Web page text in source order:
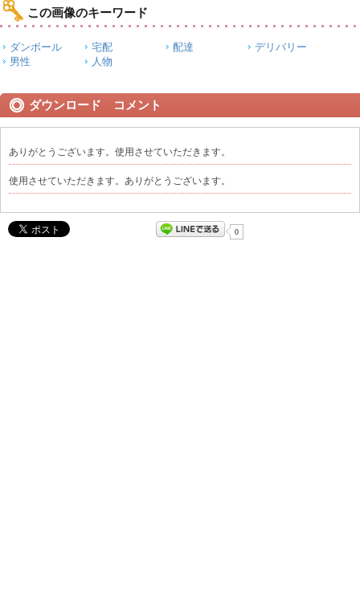
この画像のキーワード
ダンボール 宅配 配達
デリバリー
男性
人物
ダウンロード コメント
ありがとうございます。使用させていただきます。
使用させていただきます。ありがとうございます。
0